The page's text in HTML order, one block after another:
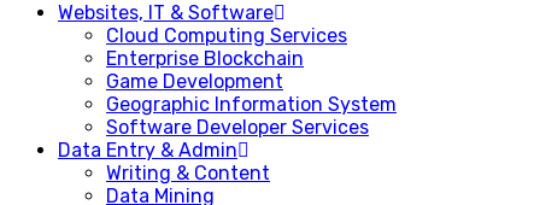
Websites, IT & Software
Cloud Computing Services
Enterprise Blockchain
Game Development
Geographic Information System
Software Developer Services
Data Entry & Admin
Writing & Content
Data Mining